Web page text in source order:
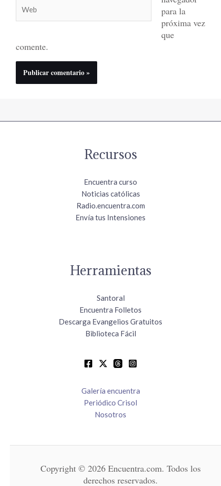
para la
próxima vez
que
comente.
Recursos
Encuentra curso
Noticias católicas
Radio.encuentra.com
Envía tus Intensiones
Herramientas
Santoral
Encuentra Folletos
Descarga Evangelios Gratuitos
Biblioteca Fácil
Galería encuentra
Periódico Crisol
Nosotros
Copyright © 2026 Encuentra.com. Todos los
derechos reservados.